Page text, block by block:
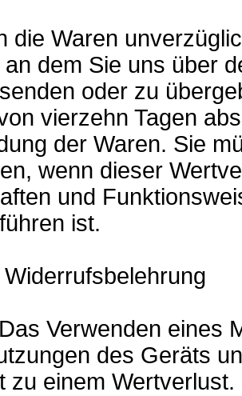
die Waren
an dem Sie uns über
oder zu
vierzehn Tagen
der Waren. Sie
wenn dieser
und
ist.
Verwenden eines
des Geräts
zu einem